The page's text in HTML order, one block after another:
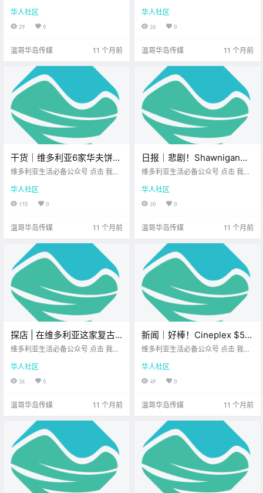
池关闭检修！
华人社区
29 0
温哥华岛传媒 11 个月前
想一直在你身边 大家周一好呀~ 新
的一周状态如何 希望你开了个好头
华人社区
26 0
温哥华岛传媒 11 个月前
干货｜维多利亚6家华夫饼必
打卡！甜咸都有，吃到停不
维多利亚生活必备公众号 点击 我在
想一直在你身边 维多利亚的吃货们
集合啦！ 华夫饼不只是早餐 它完全
华人社区
115 0
温哥华岛传媒 11 个月前
日报｜悲剧！Shawnigan
Lake12岁少年车祸身亡！维
破坏！
维多利亚生活必备公众号 点击 我在
华人社区
20 0
温哥华岛传媒 11 个月前
探店 | 在维多利亚这家复古
文具店，用打字机找回慢时
维多利亚生活必备公众号 点击 我在
想一直在你身边 那天我在市中心闲
逛 走在Johnson Street上时 偶然发
现一个 不起眼的小角落 原来这里藏
华人社区
36 0
温哥华岛传媒 11 个月前
新闻｜好棒！Cineplex $5观
影&爆米花活动限时回归！
看今年有何亮点！
维多利亚生活必备公众号 点击 我在
想一直在你身边 大家周二好呀~ 新
的一周已步入正轨 希望你元气满
满！ 一起先来看看 今天的新闻吧~
华人社区
49 0
温哥华岛传媒 11 个月前